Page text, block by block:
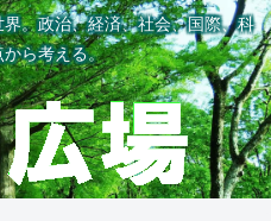
。政治、経済、社会、国際、科
ら考える。